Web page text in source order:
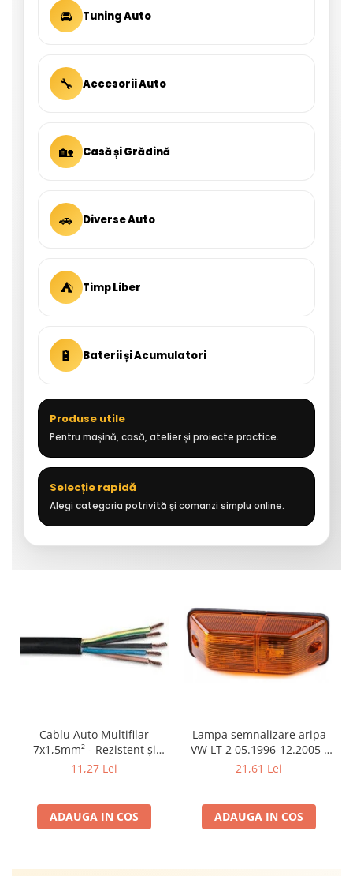
🚘 Tuning Auto
🔧 Accesorii Auto
🏡 Casă și Grădină
🚗 Diverse Auto
⛺ Timp Liber
🔋 Baterii și Acumulatori
Produse utile
Pentru mașină, casă, atelier și proiecte practice.
Selecție rapidă
Alegi categoria potrivită și comanzi simplu online.
Cablu Auto Multifilar
7x1,5mm² - Rezistent și
Flexibil pentru Remorci 12V-
11,27 Lei
ADAUGA IN COS
Lampa semnalizare aripa
VW LT 2 05.1996-12.2005 ;
Mercedes Sprinter 1995-
Neoplan Euroliner,
Starliner,Centroliner,
21,61 Lei
ADAUGA IN COS